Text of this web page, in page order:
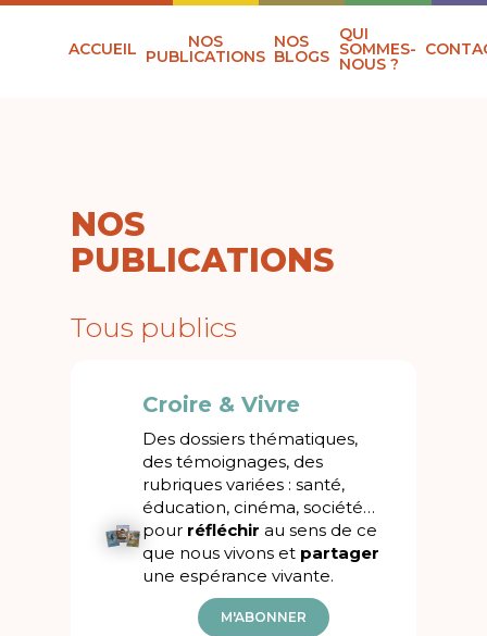
ACCUEIL NOS
PUBLICATIONS
NOS
BLOGS
QUI
SOMMES-
NOUS ?
NOS
PUBLICATIONS
Tous publics
Croire & Vivre
Des dossiers thématiques,
des témoignages, des
rubriques variées : santé,
éducation, cinéma, société…
pour réfléchir au sens de ce
que nous vivons et partager
une espérance vivante.
M'ABONNER